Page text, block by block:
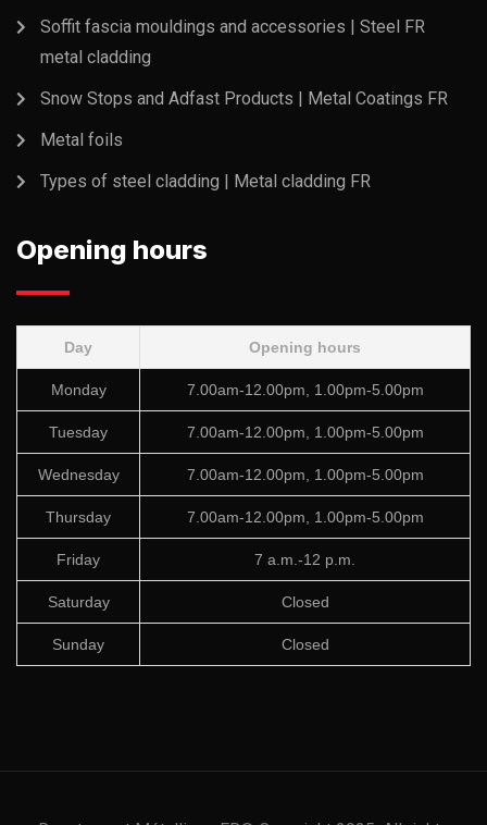
Soffit fascia mouldings and accessories | Steel FR
metal cladding
Snow Stops and Adfast Products | Metal Coatings FR
Metal foils
Types of steel cladding | Metal cladding FR
Opening hours
Day Opening hours
Monday 7.00am-12.00pm, 1.00pm-5.00pm
Tuesday 7.00am-12.00pm, 1.00pm-5.00pm
Wednesday 7.00am-12.00pm, 1.00pm-5.00pm
Thursday 7.00am-12.00pm, 1.00pm-5.00pm
Friday 7 a.m.-12 p.m.
Saturday Closed
Sunday Closed